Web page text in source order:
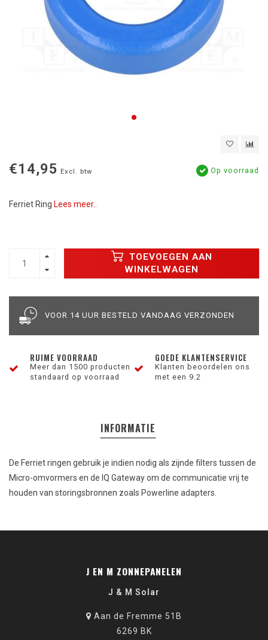
€14,95 Excl. btw Op voorraad
Ferriet Ring Lees meer..
TOEVOEGEN AAN
WINKELWAGEN
VOOR 14 UUR BESTELD VANDAAG VERZONDEN
RUIME VOORRAAD
Meer dan 1500 producten
standaard op voorraad
GOEDE KLANTENSERVICE
Klanten beoordelen ons
met een 9.2
INFORMATIE
De Ferriet ringen gebruik je indien nodig als zijnde filters tussen de
Micro-omvormers en de IQ Gateway om de communicatie vrij te
houden van storingsbronnen zoals Powerline adapters.
J EN M ZONNEPANELEN
J & M Solar
Aan de Fremme 51B
6269 BK